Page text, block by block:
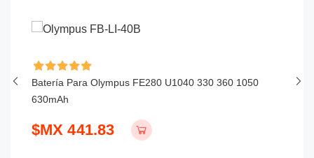
Batería Para Olympus FE280 U1040 330 360 1050
630mAh
$MX 441.83